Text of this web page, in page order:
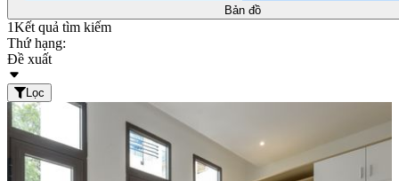
Bản đồ
1Kết quả tìm kiếm
Thứ hạng:
Đề xuất
Lọc